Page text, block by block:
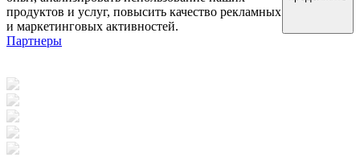
продуктов и услуг, повысить качество рекламных
и маркетинговых активностей.
Партнеры